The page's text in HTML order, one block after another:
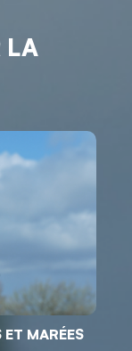
LA
MARÉES